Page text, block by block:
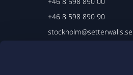
+46 8 598 890 90
stockholm@setterwalls.se